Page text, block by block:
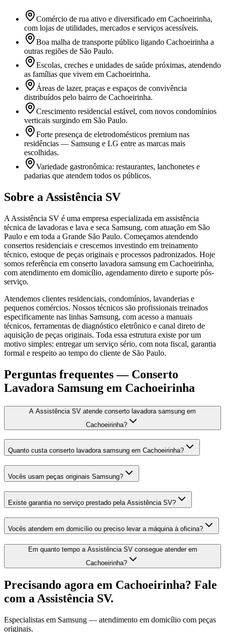
Comércio de rua ativo e diversificado em Cachoeirinha,
com lojas de utilidades, mercados e serviços acessíveis.
Boa malha de transporte público ligando Cachoeirinha a
outras regiões de São Paulo.
Escolas, creches e unidades de saúde próximas, atendendo
as famílias que vivem em Cachoeirinha.
Áreas de lazer, praças e espaços de convivência
distribuídos pelo bairro de Cachoeirinha.
Crescimento residencial estável, com novos condomínios
verticais surgindo em São Paulo.
Forte presença de eletrodomésticos premium nas
residências — Samsung e LG entre as marcas mais
escolhidas.
Variedade gastronômica: restaurantes, lanchonetes e
padarias que atendem todos os públicos.
Sobre a Assistência SV
A Assistência SV é uma empresa especializada em assistência
técnica de lavadoras e lava e seca Samsung, com atuação em São
Paulo e em toda a Grande São Paulo. Começamos atendendo
consertos residenciais e crescemos investindo em treinamento
técnico, estoque de peças originais e processos padronizados. Hoje
somos referência em conserto lavadora samsung em Cachoeirinha,
com atendimento em domicílio, agendamento direto e suporte pós-
serviço.
Atendemos clientes residenciais, condomínios, lavanderias e
pequenos comércios. Nossos técnicos são profissionais treinados
especificamente nas linhas Samsung, com acesso a manuais
técnicos, ferramentas de diagnóstico eletrônico e canal direto de
aquisição de peças originais. Toda essa estrutura existe por um
motivo simples: entregar um serviço sério, com nota fiscal, garantia
formal e respeito ao tempo do cliente de São Paulo.
Perguntas frequentes — Conserto
Lavadora Samsung em Cachoeirinha
A Assistência SV atende conserto lavadora samsung em
Cachoeirinha?
Quanto custa conserto lavadora samsung em Cachoeirinha?
Vocês usam peças originais Samsung?
Existe garantia no serviço prestado pela Assistência SV?
Vocês atendem em domicílio ou preciso levar a máquina à oficina?
Em quanto tempo a Assistência SV consegue atender em
Cachoeirinha?
Precisando agora em Cachoeirinha? Fale
com a Assistência SV.
Especialistas em Samsung — atendimento em domicílio com peças
originais.